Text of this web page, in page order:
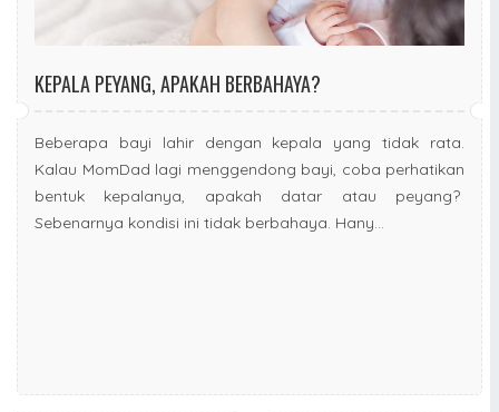
KEPALA PEYANG, APAKAH BERBAHAYA?
Beberapa bayi lahir dengan kepala yang tidak rata.
Kalau MomDad lagi menggendong bayi, coba perhatikan
bentuk kepalanya, apakah datar atau peyang?
Sebenarnya kondisi ini tidak berbahaya. Hany...